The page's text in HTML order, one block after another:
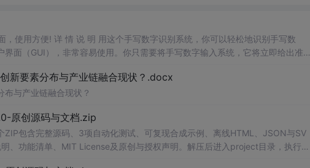
使用方便! 详 情 说 明 用这个手写数字识别系统，你可以轻松地识别手写数
面（GUI），非常容易使用。你只需要将手写数字输入系统，它将立即给出准确
新要素分布与产业链融合现状？.docx
与产业链融合现状？
原创源码与文档.zip
包含完整源码、3项自动化测试、可复现合成示例、离线HTML、JSON与SV
、功能清单、MIT License及原创与授权声明。解压后进入project目录，执行np